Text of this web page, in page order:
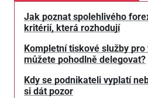
Jak poznat spolehlivého
kritérií, která rozhodují
Kompletní tiskové služby
můžete pohodlně delegovat?
Kdy se podnikateli vyplatí
si dát pozor